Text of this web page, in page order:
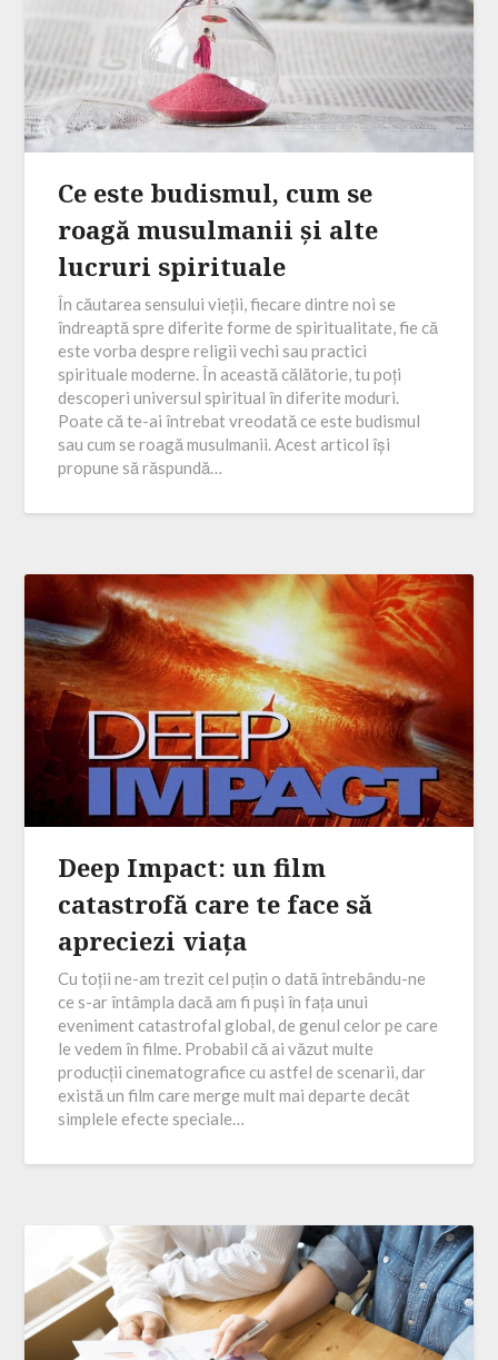
Ce este budismul, cum se
roagă musulmanii și alte
lucruri spirituale
În căutarea sensului vieții, fiecare dintre noi se
îndreaptă spre diferite forme de spiritualitate, fie că
este vorba despre religii vechi sau practici
spirituale moderne. În această călătorie, tu poți
descoperi universul spiritual în diferite moduri.
Poate că te-ai întrebat vreodată ce este budismul
sau cum se roagă musulmanii. Acest articol își
propune să răspundă…
Deep Impact: un film
catastrofă care te face să
apreciezi viața
Cu toții ne-am trezit cel puțin o dată întrebându-ne
ce s-ar întâmpla dacă am fi puși în fața unui
eveniment catastrofal global, de genul celor pe care
le vedem în filme. Probabil că ai văzut multe
producții cinematografice cu astfel de scenarii, dar
există un film care merge mult mai departe decât
simplele efecte speciale…